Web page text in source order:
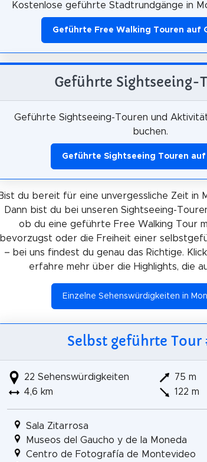
Kostenlose geführte Stadtrundgänge in
Geführte Free Walking Touren auf
Geführte Sightseeing-
Geführte Sightseeing-Touren und
buchen.
Geführte Sightseeing Touren
Bist du bereit für eine unvergessliche Zeit in
Dann bist du bei unseren Sightseeing-
ob du eine geführte Free Walking Tour
bevorzugst oder die Freiheit einer
– bei uns findest du genau das Richtige.
erfahre mehr über die Highlights, die
Einzelne Sehenswürdigkeiten in
Selbst geführte Tour
22 Sehenswürdigkeiten
4,6 km
75 m
122 m
Sala Zitarrosa
Museos del Gaucho y de la Moneda
Centro de Fotografía de Montevideo